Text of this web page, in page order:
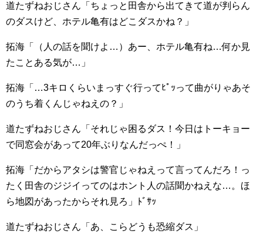
道たずねおじさん「ちょっと田舎から出てきて道が判らん
のダスけど、ホテル亀有はどこダスかね？」
拓海「（人の話を聞けよ…）あー、ホテル亀有ね…何か見
たことある気が…」
拓海「…3キロくらいまっすぐ行ってﾋﾟｯって曲がりゃあそ
のうち着くんじゃねえの？」
道たずねおじさん「それじゃ困るダス！今日はトーキョー
で同窓会があって20年ぶりなんだっぺ！」
拓海「だからアタシは警官じゃねえって言ってんだろ！っ
たく田舎のジジイってのはホント人の話聞かねえな…。ほ
ら地図があったからそれ見ろ」ﾄﾞｻｯ
道たずねおじさん「あ、こらどうも恐縮ダス」